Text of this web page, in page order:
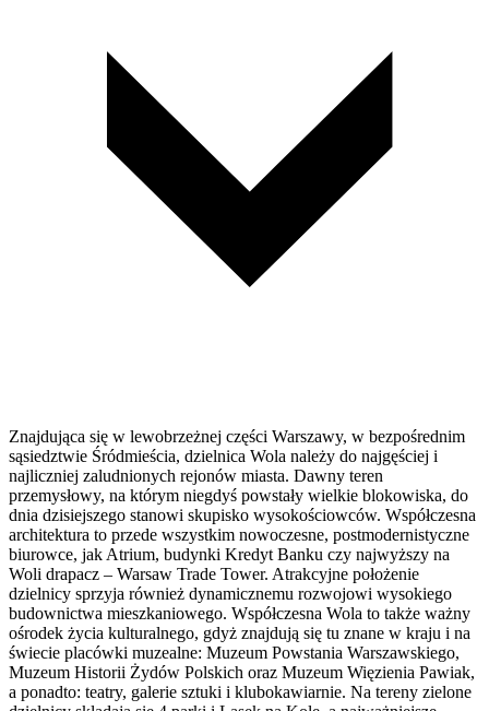
Znajdująca się w lewobrzeżnej części Warszawy, w bezpośrednim
sąsiedztwie Śródmieścia, dzielnica Wola należy do najgęściej i
najliczniej zaludnionych rejonów miasta. Dawny teren
przemysłowy, na którym niegdyś powstały wielkie blokowiska, do
dnia dzisiejszego stanowi skupisko wysokościowców. Współczesna
architektura to przede wszystkim nowoczesne, postmodernistyczne
biurowce, jak Atrium, budynki Kredyt Banku czy najwyższy na
Woli drapacz – Warsaw Trade Tower. Atrakcyjne położenie
dzielnicy sprzyja również dynamicznemu rozwojowi wysokiego
budownictwa mieszkaniowego. Współczesna Wola to także ważny
ośrodek życia kulturalnego, gdyż znajdują się tu znane w kraju i na
świecie placówki muzealne: Muzeum Powstania Warszawskiego,
Muzeum Historii Żydów Polskich oraz Muzeum Więzienia Pawiak,
a ponadto: teatry, galerie sztuki i klubokawiarnie. Na tereny zielone